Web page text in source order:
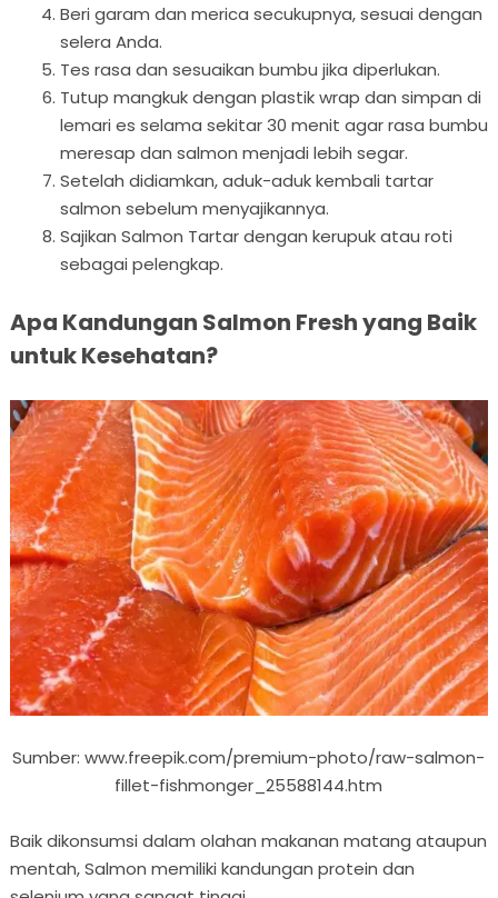
Beri garam dan merica secukupnya, sesuai dengan
selera Anda.
Tes rasa dan sesuaikan bumbu jika diperlukan.
Tutup mangkuk dengan plastik wrap dan simpan di
lemari es selama sekitar 30 menit agar rasa bumbu
meresap dan salmon menjadi lebih segar.
Setelah didiamkan, aduk-aduk kembali tartar
salmon sebelum menyajikannya.
Sajikan Salmon Tartar dengan kerupuk atau roti
sebagai pelengkap.
Apa Kandungan Salmon Fresh yang Baik
untuk Kesehatan?
Sumber: www.freepik.com/premium-photo/raw-salmon-
fillet-fishmonger_25588144.htm
Baik dikonsumsi dalam olahan makanan matang ataupun
mentah, Salmon memiliki kandungan protein dan